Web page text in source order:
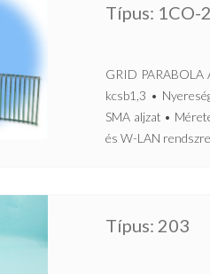
Típus: 1CO-
GRID
kcsb1,3 •
SMA aljzat •
és W-LAN
Típus: 203